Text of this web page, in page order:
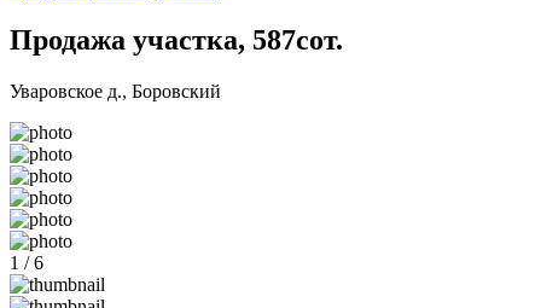
Продажа участка, 587сот.
Уваровское д., Боровский
1 / 6